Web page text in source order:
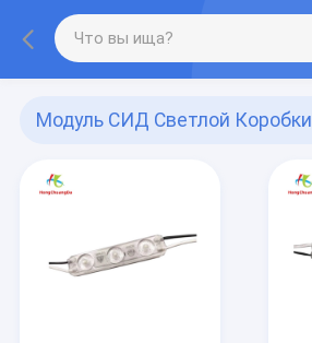
Модуль СИД Светлой Коробки